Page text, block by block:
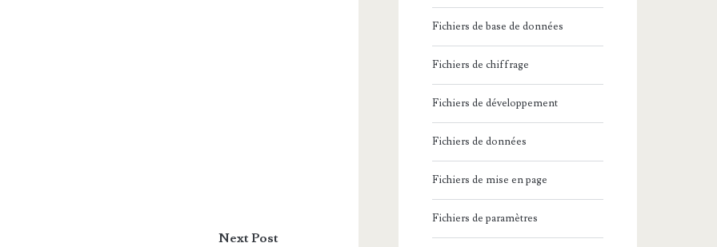
Next Post
Fichiers de base de données
Fichiers de chiffrage
Fichiers de développement
Fichiers de données
Fichiers de mise en page
Fichiers de paramètres